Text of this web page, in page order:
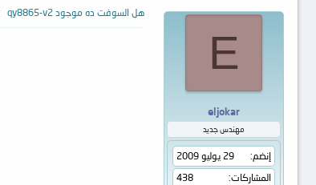
E
eljokar
مهندس جديد
إنضم
29 يوليو 2009
المشاركات
438
هل السوفت ده موجود qy8865-v2